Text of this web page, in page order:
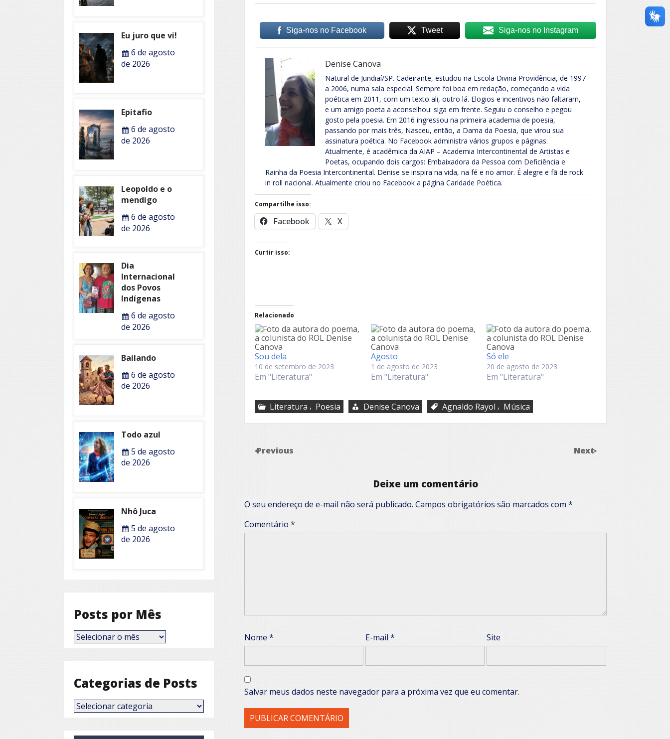
Siga-nos no Facebook Tweet Siga-nos no Instagram
Denise Canova
Natural de Jundiaí/SP. Cadeirante, estudou na Escola Divina Providência, de 1997
a 2006, numa sala especial. Sempre foi boa em redação, começando a vida
poética em 2011, com um texto ali, outro lá. Elogios e incentivos não faltaram,
e um amigo poeta a aconselhou: siga em frente. Seguiu o conselho e pegou
gosto pela poesia. Em 2016 ingressou na primeira academia de poesia,
passando por mais três, Nasceu, então, a Dama da Poesia, que virou sua
assinatura poética. No Facebook administra vários grupos e páginas.
Atualmente, é acadêmica da AIAP – Academia Intercontinental de Artistas e
Poetas, ocupando dois cargos: Embaixadora da Pessoa com Deficiência e
Rainha da Poesia Intercontinental. Denise se inspira na vida, na fé e no amor. É alegre e fã de rock
in roll nacional. Atualmente criou no Facebook a página Caridade Poética.
Compartilhe isso:
Facebook X
Curtir isso:
Relacionado
Sou dela
10 de setembro de 2023
Em "Literatura"
Agosto
1 de agosto de 2023
Em "Literatura"
Só ele
20 de agosto de 2023
Em "Literatura"
Literatura , Poesia Denise Canova Agnaldo Rayol , Música
Previous Next
Deixe um comentário
O seu endereço de e-mail não será publicado. Campos obrigatórios são marcados com *
Comentário *
Nome * E-mail* Site
Salvar meus dados neste navegador para a próxima vez que eu comentar.
Eu juro que vi!
6 de agosto
de 2026
Epitafio
6 de agosto
de 2026
Leopoldo e o
mendigo
6 de agosto
de 2026
Dia
Internacional
dos Povos
Indígenas
6 de agosto
de 2026
Bailando
6 de agosto
de 2026
Todo azul
5 de agosto
de 2026
Nhô Juca
5 de agosto
de 2026
Posts por Mês
Posts
por
Categorias de Posts
Categorias
de